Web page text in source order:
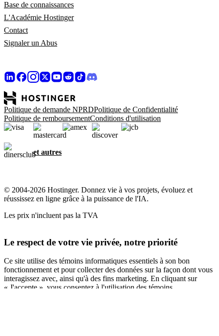
Base de connaissances
L'Académie Hostinger
Contact
Signaler un Abus
Politique de demande NPRDPolitique de Confidentialité
Politique de remboursementConditions d'utilisation
et autres
© 2004-2026 Hostinger. Donnez vie à vos projets, évoluez et
réussissez en ligne grâce à la puissance de l'IA.
Les prix n'incluent pas la TVA
Le respect de votre vie privée, notre priorité
Ce site utilise des témoins informatiques essentiels à son bon
fonctionnement et pour collecter des données sur la façon dont vous
interagissez avec, ainsi qu'à des fins marketing. En cliquant sur
« J'accepte », vous consentez à l'utilisation des témoins